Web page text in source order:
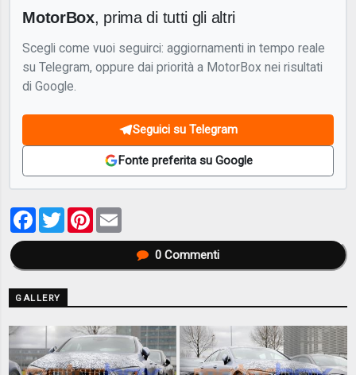
MotorBox, prima di tutti gli altri
Scegli come vuoi seguirci: aggiornamenti in tempo reale
su Telegram, oppure dai priorità a MotorBox nei risultati
di Google.
Seguici su Telegram
Fonte preferita su Google
Facebook
TwitterPinterest
0Commenti
GALLERY